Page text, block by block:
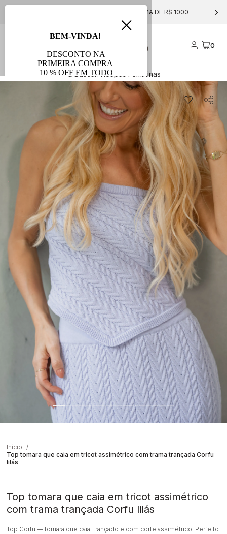
FRETE GRÁTIS PARA COMPRAS ACIMA DE R$ 1000
0
Início
Top tomara que caia em tricot assimétrico com trama trançada Corfu
lilás
Top tomara que caia em tricot assimétrico
com trama trançada Corfu lilás
Top Corfu — tomara que caia, trançado e com corte assimétrico. Perfeito